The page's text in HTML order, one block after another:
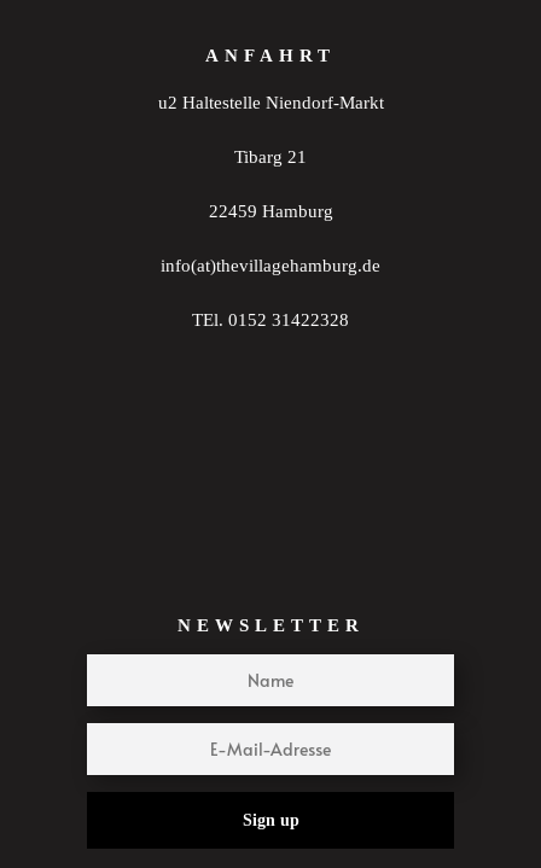
ANFAHRT
u2 Haltestelle Niendorf-Markt
Tibarg 21
22459 Hamburg
info(at)thevillagehamburg.de
TEl. 0152 31422328
NEWSLETTER
Sign up